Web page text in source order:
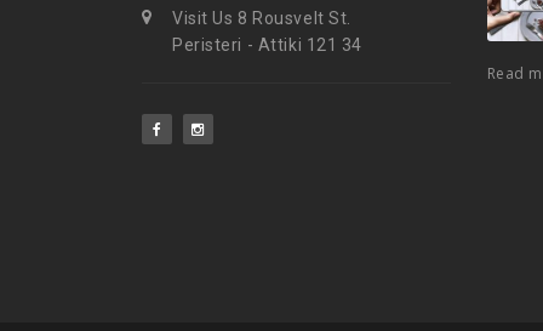
Visit Us 8 Rousvelt St.
Peristeri - Attiki 121 34
Read